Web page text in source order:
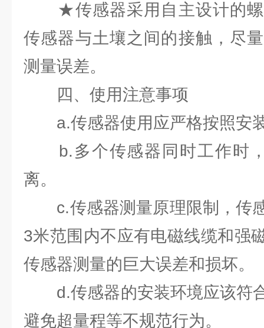
★传感器采用自主设计的螺
传感器与土壤之间的接触，尽
测量误差。
四、使用注意事项
a.传感器使用应严格按照安
b.多个传感器同时工作时，
离。
c.传感器测量原理限制，传
3米范围内不应有电磁线缆和强
传感器测量的巨大误差和损坏。
d.传感器的安装环境应该符
避免超量程等不规范行为。